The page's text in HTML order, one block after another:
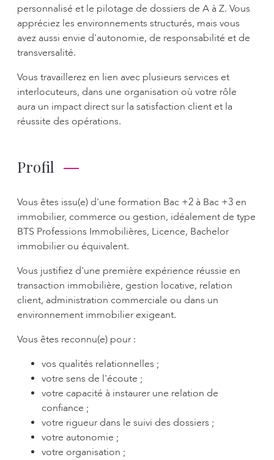
personnalisé et le pilotage de dossiers de A à Z. Vous
appréciez les environnements structurés, mais vous
avez aussi envie d'autonomie, de responsabilité et de
transversalité.
Vous travaillerez en lien avec plusieurs services et
interlocuteurs, dans une organisation où votre rôle
aura un impact direct sur la satisfaction client et la
réussite des opérations.
Profil
Vous êtes issu(e) d'une formation Bac +2 à Bac +3 en
immobilier, commerce ou gestion, idéalement de type
BTS Professions Immobilières, Licence, Bachelor
immobilier ou équivalent.
Vous justifiez d'une première expérience réussie en
transaction immobilière, gestion locative, relation
client, administration commerciale ou dans un
environnement immobilier exigeant.
Vous êtes reconnu(e) pour :
vos qualités relationnelles ;
votre sens de l'écoute ;
votre capacité à instaurer une relation de
confiance ;
votre rigueur dans le suivi des dossiers ;
votre autonomie ;
votre organisation ;